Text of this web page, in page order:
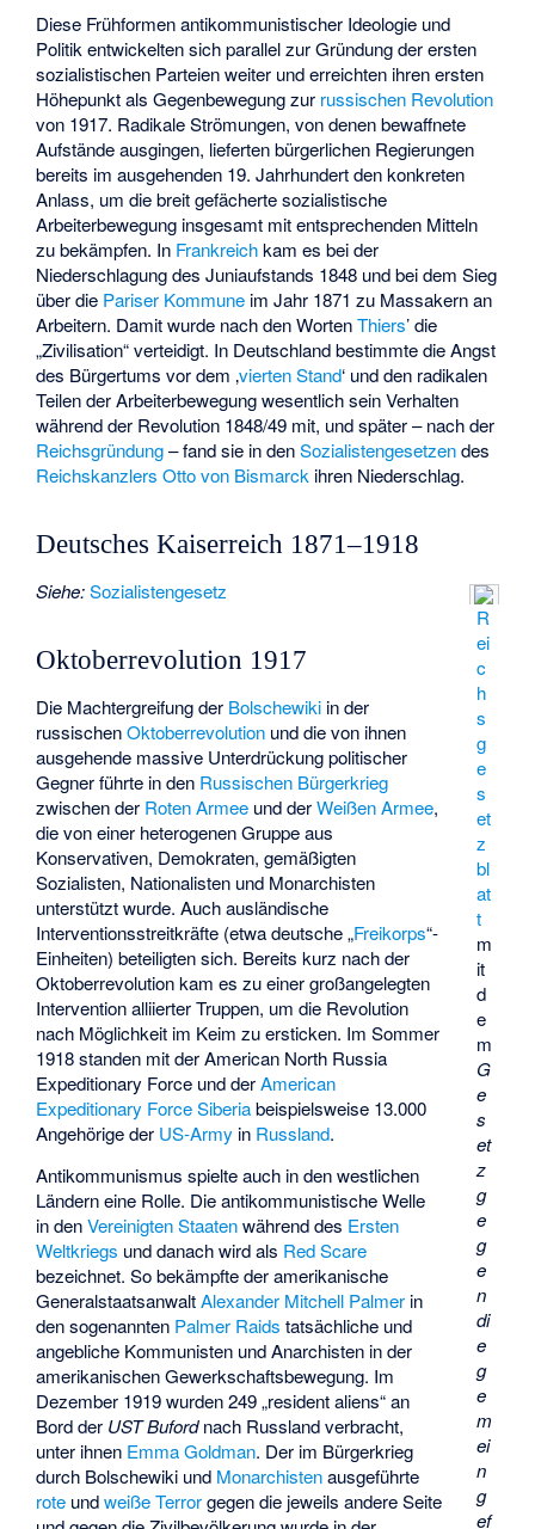
Diese Frühformen antikommunistischer Ideologie und
Politik entwickelten sich parallel zur Gründung der ersten
sozialistischen Parteien weiter und erreichten ihren ersten
Höhepunkt als Gegenbewegung zur russischen Revolution
von 1917. Radikale Strömungen, von denen bewaffnete
Aufstände ausgingen, lieferten bürgerlichen Regierungen
bereits im ausgehenden 19. Jahrhundert den konkreten
Anlass, um die breit gefächerte sozialistische
Arbeiterbewegung insgesamt mit entsprechenden Mitteln
zu bekämpfen. In Frankreichkam es bei der
Niederschlagung des Juniaufstands 1848 und bei dem Sieg
über die Pariser Kommune im Jahr 1871 zu Massakern an
Arbeitern. Damit wurde nach den WortenThiers’ die
„Zivilisation“ verteidigt. In Deutschland bestimmte die Angst
des Bürgertums vor dem ‚vierten Stand‘ und den radikalen
Teilen der Arbeiterbewegung wesentlich sein Verhalten
während der Revolution 1848/49 mit, und später – nach der
Reichsgründung– fand sie in denSozialistengesetzendes
Reichskanzlers Otto von Bismarck ihren Niederschlag.
Deutsches Kaiserreich 1871–1918
R
ei
c
h
s
g
e
s
et
z
bl
at
t
m
it
d
e
m
G
e
s
et
z
g
e
g
e
n
di
e
g
e
m
ei
n
g
ef
Siehe: Sozialistengesetz
Oktoberrevolution 1917
Die Machtergreifung der Bolschewiki in der
russischenOktoberrevolution und die von ihnen
ausgehende massive Unterdrückung politischer
Gegner führte in den Russischen Bürgerkrieg
zwischen der Roten Armee und derWeißen Armee,
die von einer heterogenen Gruppe aus
Konservativen, Demokraten, gemäßigten
Sozialisten, Nationalisten und Monarchisten
unterstützt wurde. Auch ausländische
Interventionsstreitkräfte (etwa deutsche „Freikorps“-
Einheiten) beteiligten sich. Bereits kurz nach der
Oktoberrevolution kam es zu einer großangelegten
Intervention alliierter Truppen, um die Revolution
nach Möglichkeit im Keim zu ersticken. Im Sommer
1918 standen mit derAmerican North Russia
Expeditionary Force und derAmerican
Expeditionary Force Siberiabeispielsweise 13.000
Angehörige der US-Army in Russland.
Antikommunismus spielte auch in den westlichen
Ländern eine Rolle. Die antikommunistische Welle
in denVereinigten Staatenwährend des Ersten
Weltkriegs und danach wird als Red Scare
bezeichnet. So bekämpfte der amerikanische
GeneralstaatsanwaltAlexander Mitchell Palmer in
den sogenannten Palmer Raids tatsächliche und
angebliche Kommunisten und Anarchisten in der
amerikanischen Gewerkschaftsbewegung. Im
Dezember 1919 wurden 249 „resident aliens“ an
Bord der UST Bufordnach Russland verbracht,
unter ihnen Emma Goldman. Der im Bürgerkrieg
durch Bolschewiki und Monarchistenausgeführte
rote undweiße Terrorgegen die jeweils andere Seite